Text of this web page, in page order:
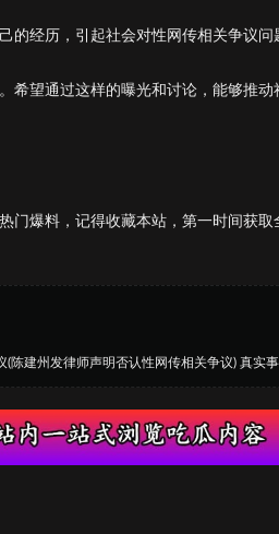
的经历，引起社会对性网传相关争议问
希望通过这样的曝光和讨论，能够推动
门爆料，记得收藏本站，第一时间获取
陈建州发律师声明否认性网传相关争议) 真实